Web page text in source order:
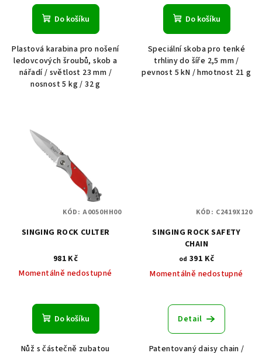
Do košíku
Plastová karabina pro nošení
ledovcových šroubů, skob a
nářadí / světlost 23 mm /
nosnost 5 kg / 32 g
Do košíku
Speciální skoba pro tenké
trhliny do šíře 2,5 mm /
pevnost 5 kN / hmotnost 21 g
SINGING ROCK CULTER
981 Kč
Momentálně nedostupné
Do košíku
Nůž s částečně zubatou
KÓD: A0050HH00
SINGING ROCK SAFETY
CHAIN
od 391 Kč
Momentálně nedostupné
Detail
Patentovaný daisy chain /
KÓD: C2419X120